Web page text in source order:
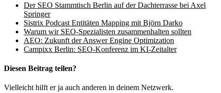
Der SEO Stammtisch Berlin auf der Dachterrasse bei Axel
Springer
Sistrix Podcast Entitäten Mapping mit Björn Darko
Warum wir SEO-Spezialisten zusammenhalten sollten
AEO: Zukunft der Answer Engine Optimization
Campixx Berlin: SEO-Konferenz im KI-Zeitalter
Diesen Beitrag teilen?
Vielleicht hilft er ja auch anderen in deinem Netzwerk.